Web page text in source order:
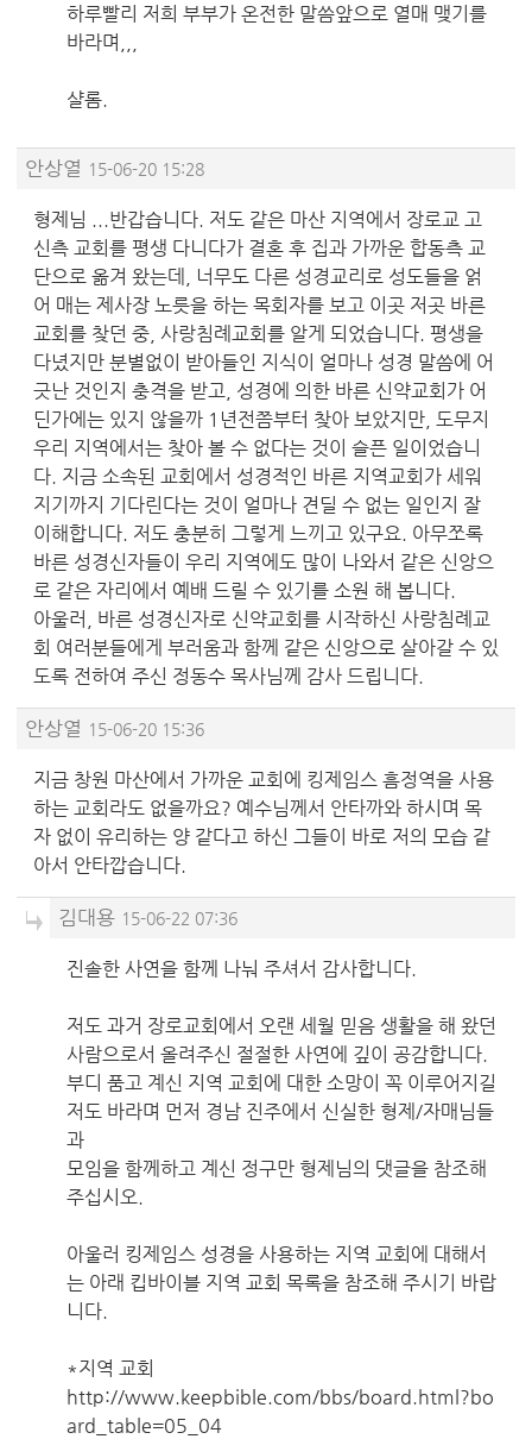
하루빨리 저희 부부가 온전한 말씀앞으로 열매 맺기를
바라며,,,
샬롬.
안상열 15-06-20 15:28
형제님 ...반갑습니다. 저도 같은 마산 지역에서 장로교 고
신측 교회를 평생 다니다가 결혼 후 집과 가까운 합동측 교
단으로 옮겨 왔는데, 너무도 다른 성경교리로 성도들을 얽
어 매는 제사장 노릇을 하는 목회자를 보고 이곳 저곳 바른
교회를 찾던 중, 사랑침례교회를 알게 되었습니다. 평생을
다녔지만 분별없이 받아들인 지식이 얼마나 성경 말씀에 어
긋난 것인지 충격을 받고, 성경에 의한 바른 신약교회가 어
딘가에는 있지 않을까 1년전쯤부터 찾아 보았지만, 도무지
우리 지역에서는 찾아 볼 수 없다는 것이 슬픈 일이었습니
다. 지금 소속된 교회에서 성경적인 바른 지역교회가 세워
지기까지 기다린다는 것이 얼마나 견딜 수 없는 일인지 잘
이해합니다. 저도 충분히 그렇게 느끼고 있구요. 아무쪼록
바른 성경신자들이 우리 지역에도 많이 나와서 같은 신앙으
로 같은 자리에서 예배 드릴 수 있기를 소원 해 봅니다.
아울러, 바른 성경신자로 신약교회를 시작하신 사랑침례교
회 여러분들에게 부러움과 함께 같은 신앙으로 살아갈 수 있
도록 전하여 주신 정동수 목사님께 감사 드립니다.
안상열 15-06-20 15:36
지금 창원 마산에서 가까운 교회에 킹제임스 흠정역을 사용
하는 교회라도 없을까요? 예수님께서 안타까와 하시며 목
자 없이 유리하는 양 같다고 하신 그들이 바로 저의 모습 같
아서 안타깝습니다.
김대용 15-06-22 07:36
진솔한 사연을 함께 나눠 주셔서 감사합니다.
저도 과거 장로교회에서 오랜 세월 믿음 생활을 해 왔던
사람으로서 올려주신 절절한 사연에 깊이 공감합니다.
부디 품고 계신 지역 교회에 대한 소망이 꼭 이루어지길
저도 바라며 먼저 경남 진주에서 신실한 형제/자매님들
과
모임을 함께하고 계신 정구만 형제님의 댓글을 참조해
주십시오.
아울러 킹제임스 성경을 사용하는 지역 교회에 대해서
는 아래 킵바이블 지역 교회 목록을 참조해 주시기 바랍
니다.
*지역 교회
http://www.keepbible.com/bbs/board.html?bo
ard_table=05_04